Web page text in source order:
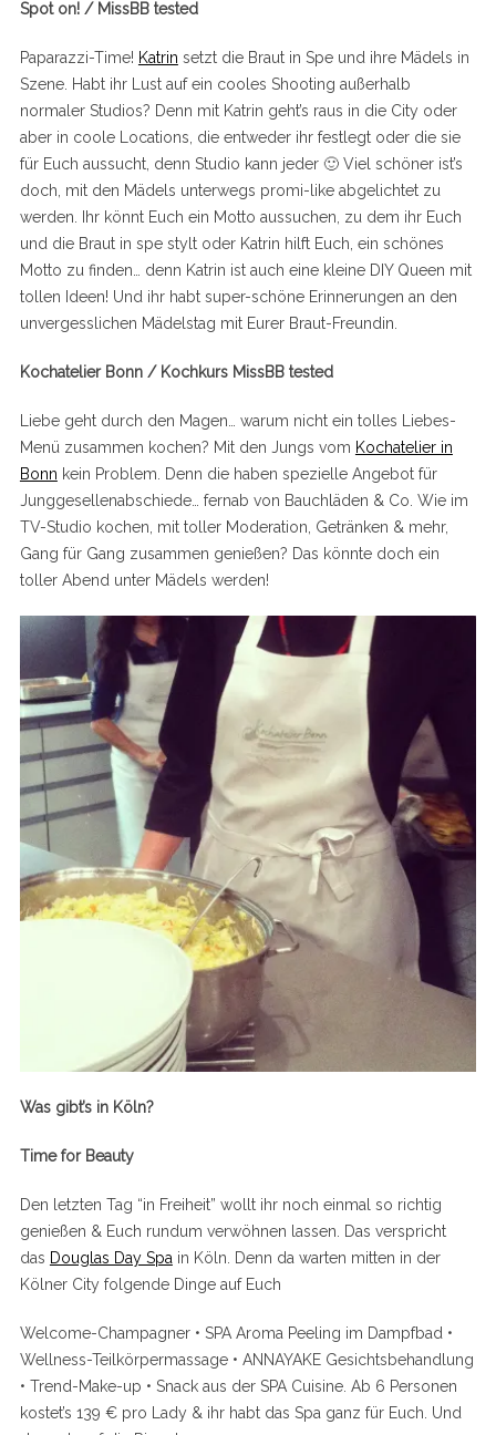
Spot on! / MissBB tested
Paparazzi-Time! Katrin setzt die Braut in Spe und ihre Mädels in
Szene. Habt ihr Lust auf ein cooles Shooting außerhalb
normaler Studios? Denn mit Katrin geht’s raus in die City oder
aber in coole Locations, die entweder ihr festlegt oder die sie
für Euch aussucht, denn Studio kann jeder 🙂 Viel schöner ist’s
doch, mit den Mädels unterwegs promi-like abgelichtet zu
werden. Ihr könnt Euch ein Motto aussuchen, zu dem ihr Euch
und die Braut in spe stylt oder Katrin hilft Euch, ein schönes
Motto zu finden… denn Katrin ist auch eine kleine DIY Queen mit
tollen Ideen! Und ihr habt super-schöne Erinnerungen an den
unvergesslichen Mädelstag mit Eurer Braut-Freundin.
Kochatelier Bonn / Kochkurs MissBB tested
Liebe geht durch den Magen… warum nicht ein tolles Liebes-
Menü zusammen kochen? Mit den Jungs vom Kochatelier in
Bonn kein Problem. Denn die haben spezielle Angebot für
Junggesellenabschiede… fernab von Bauchläden & Co. Wie im
TV-Studio kochen, mit toller Moderation, Getränken & mehr,
Gang für Gang zusammen genießen? Das könnte doch ein
toller Abend unter Mädels werden!
Was gibt’s in Köln?
Time for Beauty
Den letzten Tag “in Freiheit” wollt ihr noch einmal so richtig
genießen & Euch rundum verwöhnen lassen. Das verspricht
das Douglas Day Spain Köln. Denn da warten mitten in der
Kölner City folgende Dinge auf Euch
Welcome-Champagner • SPA Aroma Peeling im Dampfbad •
Wellness-Teilkörpermassage • ANNAYAKE Gesichtsbehandlung
• Trend-Make-up • Snack aus der SPA Cuisine. Ab 6 Personen
kostet’s 139 € pro Lady & ihr habt das Spa ganz für Euch. Und